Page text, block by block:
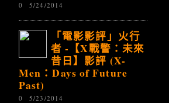
0 5/24/2014
「電影影評」火行
者 -【X戰警：未來
昔日】影評 (X-
Men：Days of Future
Past)
0 5/23/2014